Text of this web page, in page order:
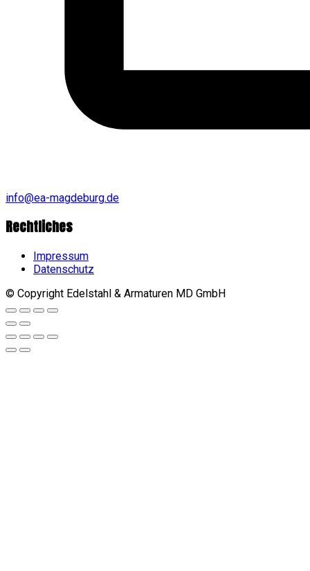
info@ea-magdeburg.de
Rechtliches
Impressum
Datenschutz
© Copyright Edelstahl & Armaturen MD GmbH
Go
to
top